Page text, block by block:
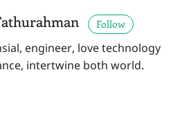
Follow
engineer, love technology
intertwine both world.